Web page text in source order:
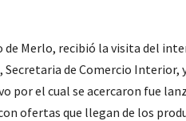
Merlo, recibió la visita del
de Comercio Interior,
por el cual se acercaron fue
ofertas que llegan de los